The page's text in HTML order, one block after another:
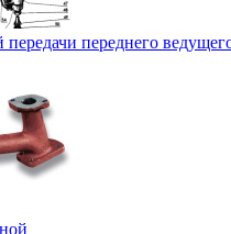
передачи переднего